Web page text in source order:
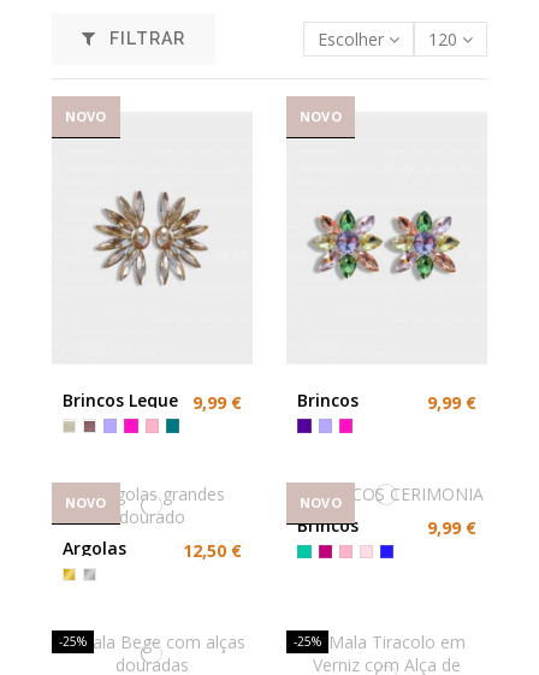
FILTRAR Escolher 120
NOVO
Brincos Leque
Dourados
9,99 €
NOVO
Brincos
Coloridos
9,99 €
NOVO
Argolas
grandes
dourado
12,50 €
NOVO
Brincos 9,99 €
-25% -25%